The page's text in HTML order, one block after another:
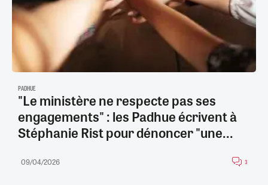
PADHUE
"Le ministère ne respecte pas ses
engagements" : les Padhue écrivent à
Stéphanie Rist pour dénoncer "une...
09/04/2026 3